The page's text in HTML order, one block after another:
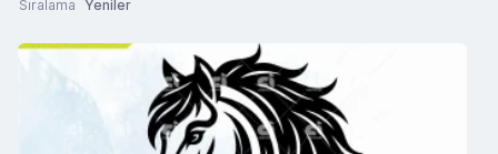
Sıralama Yeniler